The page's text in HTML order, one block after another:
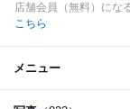
店舗会員（無料）にな
こちら
メニュー